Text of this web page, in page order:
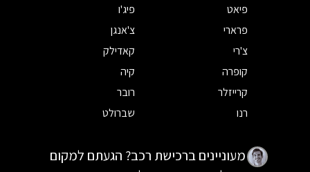
פיאט
פיג'ו
פרארי
צ'אנגן
צ'רי
קאדילק
קופרה
קיה
קרייזלר
רובר
רנו
שברולט
מעוניינים ברכישת רכב? הגעתם למקום